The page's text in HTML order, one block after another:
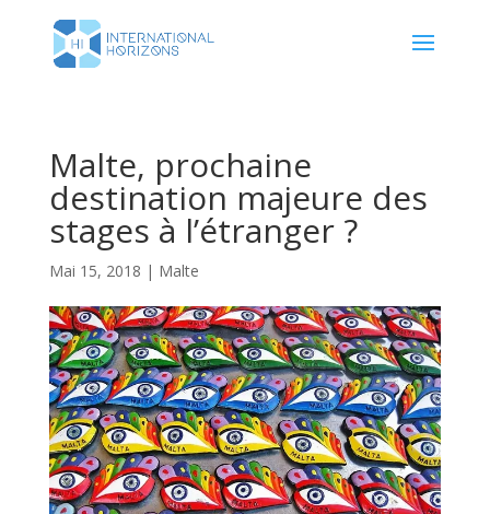
Malte, prochaine
destination majeure des
stages à l’étranger ?
Mai 15, 2018 | Malte